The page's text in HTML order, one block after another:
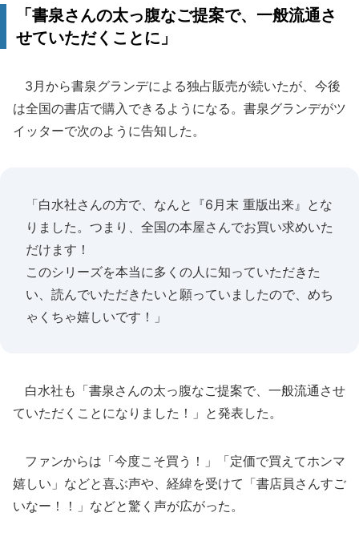
「書泉さんの太っ腹なご提案で、一般流通さ
せていただくことに」
3月から書泉グランデによる独占販売が続いたが、今後
は全国の書店で購入できるようになる。書泉グランデがツ
イッターで次のように告知した。
「白水社さんの方で、なんと『6月末 重版出来』とな
りました。つまり、全国の本屋さんでお買い求めいた
だけます！
このシリーズを本当に多くの人に知っていただきた
い、読んでいただきたいと願っていましたので、めち
ゃくちゃ嬉しいです！」
白水社も「書泉さんの太っ腹なご提案で、一般流通させ
ていただくことになりました！」と発表した。
ファンからは「今度こそ買う！」「定価で買えてホンマ
嬉しい」などと喜ぶ声や、経緯を受けて「書店員さんすご
いなー！！」などと驚く声が広がった。